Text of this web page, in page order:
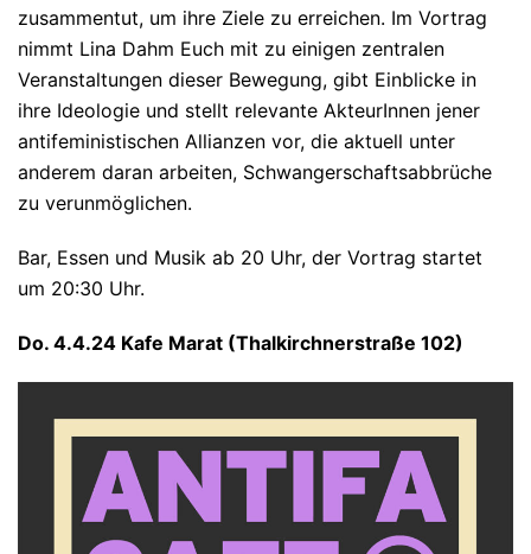
zusammentut, um ihre Ziele zu erreichen. Im Vortrag
nimmt Lina Dahm Euch mit zu einigen zentralen
Veranstaltungen dieser Bewegung, gibt Einblicke in
ihre Ideologie und stellt relevante AkteurInnen jener
antifeministischen Allianzen vor, die aktuell unter
anderem daran arbeiten, Schwangerschaftsabbrüche
zu verunmöglichen.
Bar, Essen und Musik ab 20 Uhr, der Vortrag startet
um 20:30 Uhr.
Do. 4.4.24 Kafe Marat (Thalkirchnerstraße 102)